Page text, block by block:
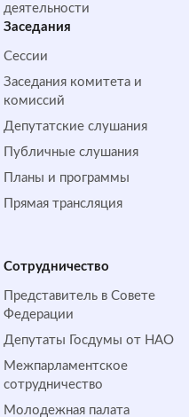
деятельности
Заседания
Сессии
Заседания комитета и
комиссий
Депутатские слушания
Публичные слушания
Планы и программы
Прямая трансляция
Сотрудничество
Представитель в Совете
Федерации
Депутаты Госдумы от НАО
Межпарламентское
сотрудничество
Молодежная палата